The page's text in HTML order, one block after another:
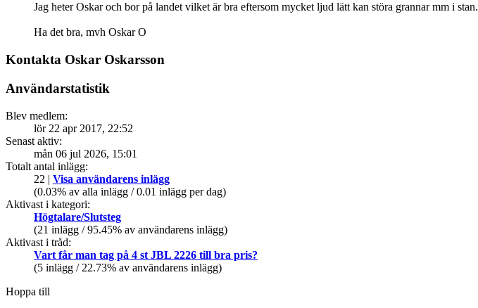
Jag heter Oskar och bor på landet vilket är bra eftersom mycket ljud lätt kan störa grannar mm i stan.
Ha det bra, mvh Oskar O
Kontakta Oskar Oskarsson
Användarstatistik
Blev medlem:
lör 22 apr 2017, 22:52
Senast aktiv:
mån 06 jul 2026, 15:01
Totalt antal inlägg:
22 | Visa användarens inlägg
(0.03% av alla inlägg / 0.01 inlägg per dag)
Aktivast i kategori:
Högtalare/Slutsteg
(21 inlägg / 95.45% av användarens inlägg)
Aktivast i tråd:
Vart får man tag på 4 st JBL 2226 till bra pris?
(5 inlägg / 22.73% av användarens inlägg)
Hoppa till